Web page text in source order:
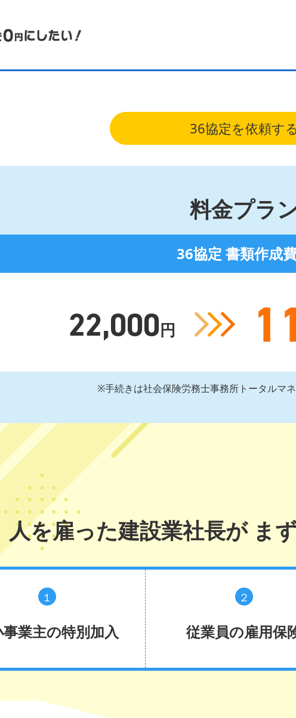
36協定を依頼する
料金プラ
36協定 書類作成
22,000 円
※手続きは社会保険労務士事務所トータルマネ
人を雇った建設業社長が ま
１
事業主の特別加入
２
従業員の雇用保